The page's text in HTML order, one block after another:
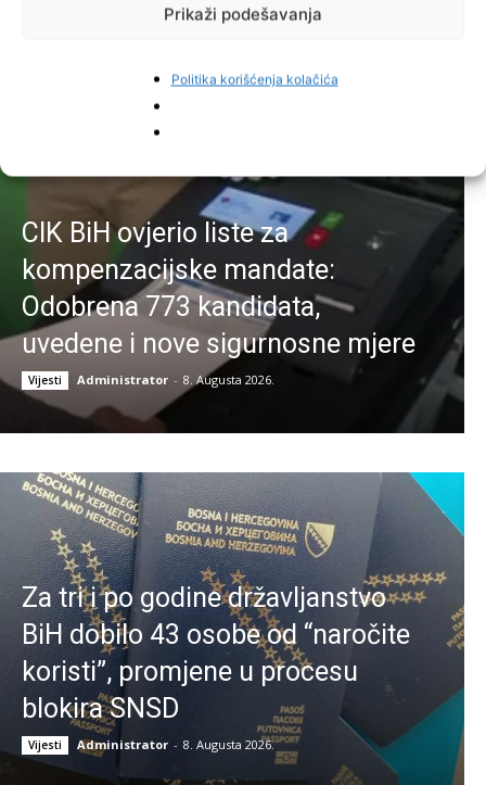
Prikaži podešavanja
Politika korišćenja kolačića
CIK BiH ovjerio liste za
kompenzacijske mandate:
Odobrena 773 kandidata,
uvedene i nove sigurnosne mjere
Vijesti Administrator - 8. Augusta 2026.
Za tri i po godine državljanstvo
BiH dobilo 43 osobe od “naročite
koristi”, promjene u procesu
blokira SNSD
Vijesti Administrator - 8. Augusta 2026.